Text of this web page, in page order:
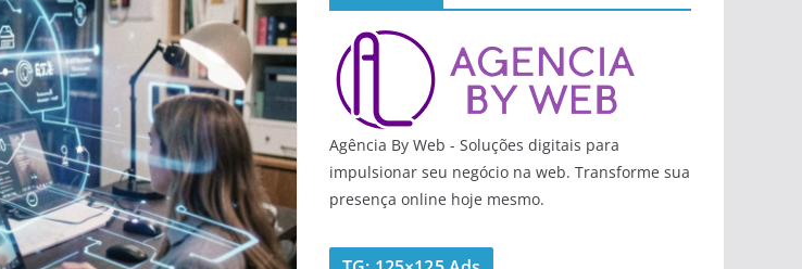
Agência By Web - Soluções digitais para
impulsionar seu negócio na web. Transforme sua
presença online hoje mesmo.